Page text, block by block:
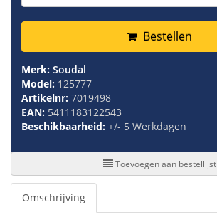
Bestellen
Merk: Soudal
Model: 125777
Artikelnr: 7019498
EAN: 5411183122543
Beschikbaarheid: +/- 5 Werkdagen
Toevoegen aan bestellijst
Omschrijving